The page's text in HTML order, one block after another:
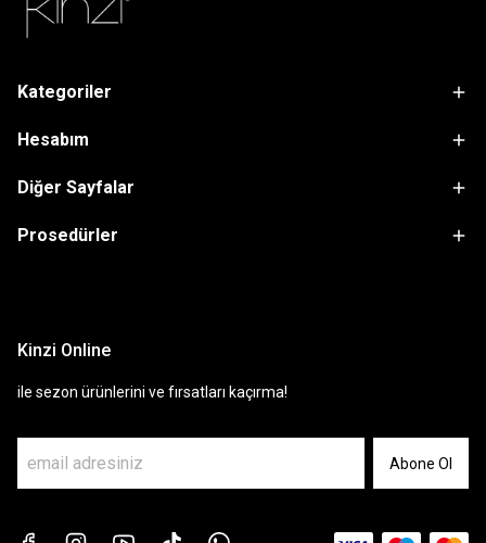
Kategoriler
Hesabım
Diğer Sayfalar
Prosedürler
Kinzi Online
ile sezon ürünlerini ve fırsatları kaçırma!
Abone Ol